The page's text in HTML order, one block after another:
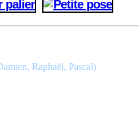
Raphaël, Pascal)